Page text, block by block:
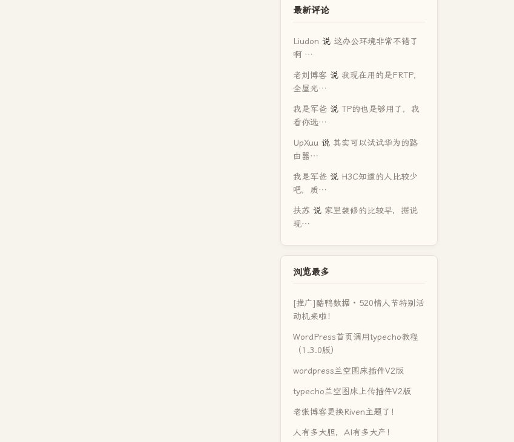
最新评论
Liudon 说 这办公环境非常不错了
啊 …
老刘博客 说 我现在用的是FRTP，
全屋光…
我是军爸 说 TP的也是够用了，我
看你选…
UpXuu 说 其实可以试试华为的路
由器…
我是军爸 说 H3C知道的人比较少
吧，质…
扶苏 说 家里装修的比较早，据说
现…
浏览最多
[推广]酷鸭数据 · 520情人节特别活
动机来啦！
WordPress首页调用typecho教程
（1.3.0版）
wordpress兰空图床插件V2版
typecho兰空图床上传插件V2版
老张博客更换Riven主题了！
人有多大胆，AI有多大产！